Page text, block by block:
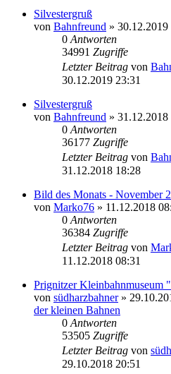
Silvestergruß
von Bahnfreund »
0 Antworten
34991 Zugriffe
Letzter Beitrag von
30.12.2019 23:31
Silvestergruß
von Bahnfreund »
0 Antworten
36177 Zugriffe
Letzter Beitrag von
31.12.2018 18:28
Bild des Monats - November
von Marko76 » 11.12.2018
0 Antworten
36384 Zugriffe
Letzter Beitrag von
11.12.2018 08:31
Prignitzer Kleinbahnmuseum
von südharzbahner»
der kleinen Bahnen
0 Antworten
53505 Zugriffe
Letzter Beitrag von
29.10.2018 20:51